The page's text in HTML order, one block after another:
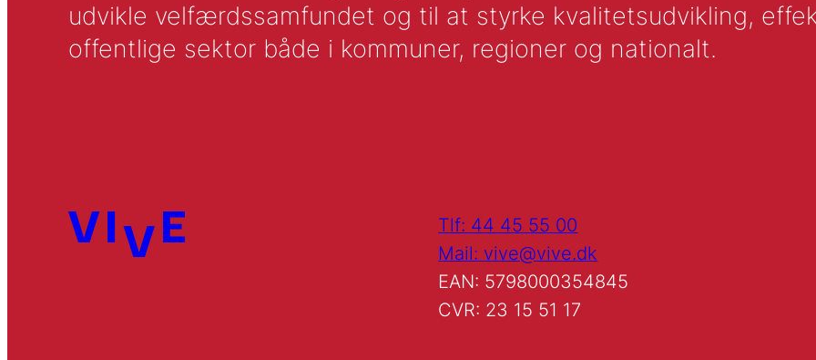
udvikle velfærdssamfundet og til at styrke kvalitetsudvikling,
offentlige sektor både i kommuner, regioner og nationalt.
Tlf: 44 45 55 00
Mail: vive@vive.dk
EAN: 5798000354845
CVR: 23 15 51 17